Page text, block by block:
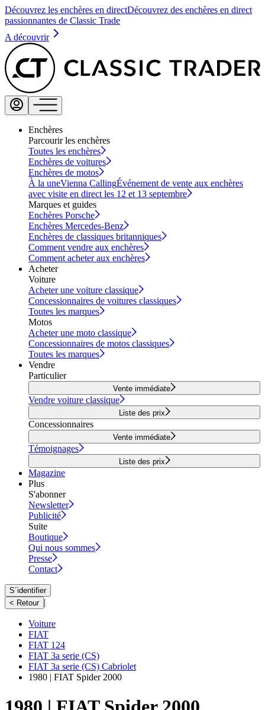
Découvrez les enchères en directDécouvrez des enchères en direct
passionnantes de Classic Trade
A découvrir
Enchères
Parcourir les enchères
Toutes les enchères
Enchères de voitures
Enchères de motos
À la uneVienna CallingÉvénement de vente aux enchères
avec visite en direct les 12 et 13 septembre
Marques et guides
Enchères Porsche
Enchères Mercedes-Benz
Enchères de classiques britanniques
Comment vendre aux enchères
Comment acheter aux enchères
Acheter
Voiture
Acheter une voiture classique
Concessionnaires de voitures classiques
Toutes les marques
Motos
Acheter une moto classique
Concessionnaires de motos classiques
Toutes les marques
Vendre
Particulier
Vente immédiate
Vendre voiture classique
Liste des prix
Concessionnaires
Vente immédiate
Témoignages
Liste des prix
Magazine
Plus
S'abonner
Newsletter
Publicité
Suite
Boutique
Qui nous sommes
Presse
Contact
S´identifier
< Retour |
Voiture
FIAT
FIAT 124
FIAT 3a serie (CS)
FIAT 3a serie (CS) Cabriolet
1980 | FIAT Spider 2000